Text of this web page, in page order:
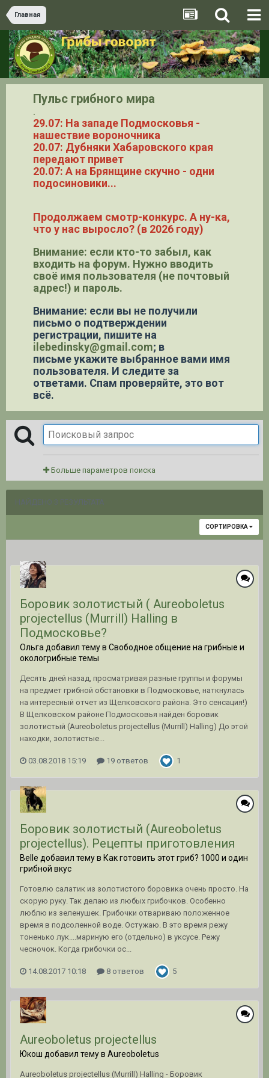
Главная
Пульс грибного мира
.
29.07: На западе Подмосковья -
нашествие вороночника
20.07: Дубняки Хабаровского края
передают привет
20.07: А на Брянщине скучно - одни
подосиновики...
Продолжаем смотр-конкурс. А ну-ка,
что у нас выросло? (в 2026 году)
Внимание: если кто-то забыл, как
входить на форум. Нужно вводить
своё имя пользователя (не почтовый
адрес!) и пароль.
Внимание: если вы не получили
письмо о подтверждении
регистрации, пишите на
ilebedinsky@gmail.com; в
письме укажите выбранное вами имя
пользователя. И следите за
ответами. Спам проверяйте, это вот
всё.
Больше параметров поиска
НАЙДЕНО 3 РЕЗУЛЬТАТА
СОРТИРОВКА
Боровик золотистый ( Aureoboletus
projectellus (Murrill) Halling в
Подмосковье?
Ольга добавил тему в Свободное общение на грибные и
окологрибные темы
Десять дней назад, просматривая разные группы и форумы
на предмет грибной обстановки в Подмосковье, наткнулась
на интересный отчет из Щелковского района. Это сенсация!)
В Щелковском районе Подмосковья найден боровик
золотистый (Aureoboletus projectellus (Murrill) Halling) До этой
находки, золотистые...
03.08.2018 15:19 19 ответов 1
Боровик золотистый (Aureoboletus
projectellus). Рецепты приготовления
Belle добавил тему в Как готовить этот гриб? 1000 и один
грибной вкус
Готовлю салатик из золотистого боровика очень просто. На
скорую руку. Так делаю из любых грибочков. Особенно
люблю из зеленушек. Грибочки отвариваю положенное
время в подсоленной воде. Остужаю. В это время режу
тоненько лук....мариную его (отдельно) в уксусе. Режу
чесночок. Когда грибочки ос...
14.08.2017 10:18 8 ответов 5
Aureoboletus projectellus
Юкош добавил тему в Aureoboletus
Aureoboletus projectellus (Murrill) Halling - Боровик